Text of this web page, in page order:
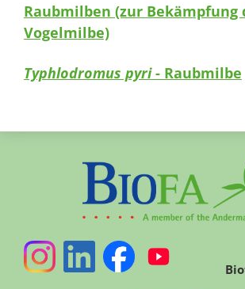
Raubmilben (zur Bekämpfung
Vogelmilbe)
Typhlodromus pyri- Raubmilbe